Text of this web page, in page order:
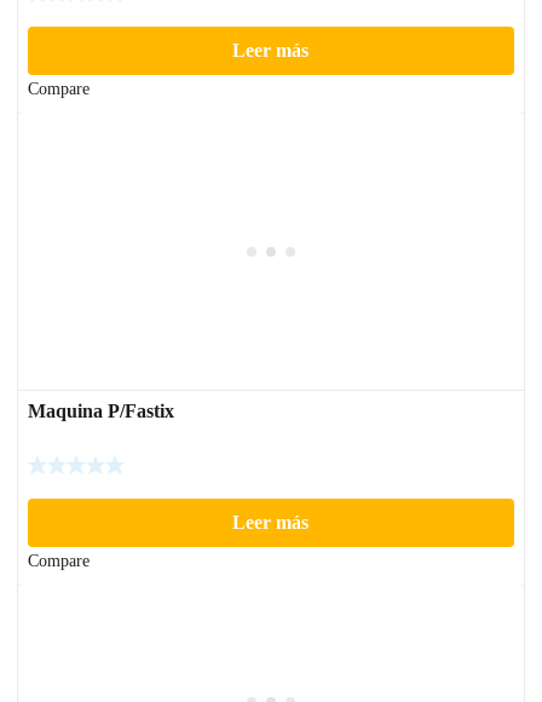
Leer más
Compare
Maquina P/Fastix
Leer más
Compare